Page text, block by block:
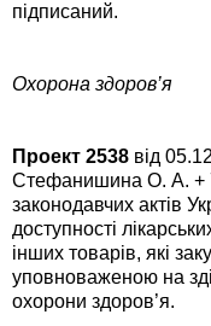
підписаний.
Охорона здоров’я
Проект 2538 від
Стефанишина О. А. +
законодавчих актів
доступності
інших товарів, які
уповноваженою на
охорони здоров’я.